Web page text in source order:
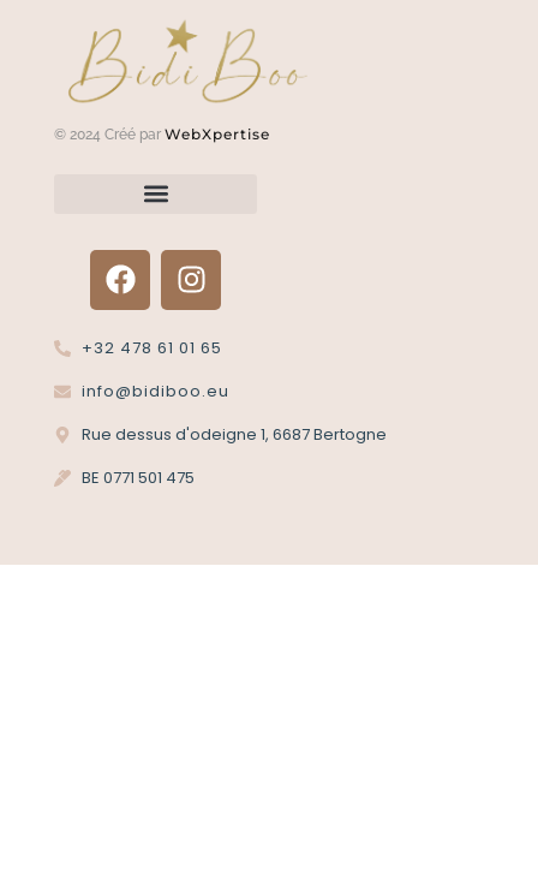
© 2024 Créé par WebXpertise
+32 478 61 01 65
info@bidiboo.eu
Rue dessus d'odeigne 1, 6687 Bertogne
BE 0771 501 475